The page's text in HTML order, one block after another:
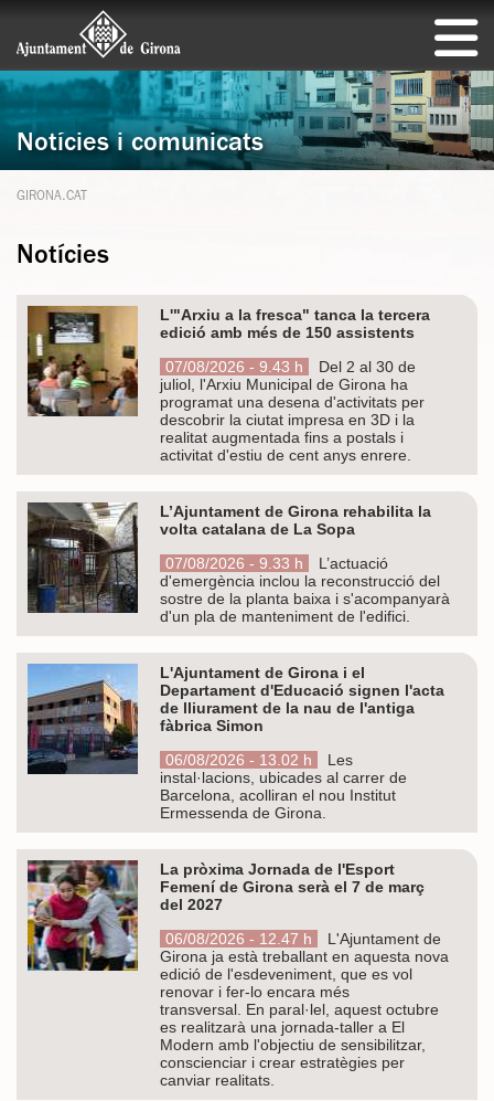
Notícies i comunicats
GIRONA.CAT
Notícies
L'"Arxiu a la fresca" tanca la tercera
edició amb més de 150 assistents
07/08/2026 - 9.43 h
Del 2 al 30 de
juliol, l'Arxiu Municipal de Girona ha
programat una desena d'activitats per
descobrir la ciutat impresa en 3D i la
realitat augmentada fins a postals i
activitat d'estiu de cent anys enrere.
L’Ajuntament de Girona rehabilita la
volta catalana de La Sopa
07/08/2026 - 9.33 h
L’actuació
d'emergència inclou la reconstrucció del
sostre de la planta baixa i s'acompanyarà
d'un pla de manteniment de l'edifici.
L'Ajuntament de Girona i el
Departament d'Educació signen l'acta
de lliurament de la nau de l'antiga
fàbrica Simon
06/08/2026 - 13.02 h
Les
instal·lacions, ubicades al carrer de
Barcelona, acolliran el nou Institut
Ermessenda de Girona.
La pròxima Jornada de l'Esport
Femení de Girona serà el 7 de març
del 2027
06/08/2026 - 12.47 h
L'Ajuntament de
Girona ja està treballant en aquesta nova
edició de l'esdeveniment, que es vol
renovar i fer-lo encara més
transversal. En paral·lel, aquest octubre
es realitzarà una jornada-taller a El
Modern amb l'objectiu de sensibilitzar,
conscienciar i crear estratègies per
canviar realitats.